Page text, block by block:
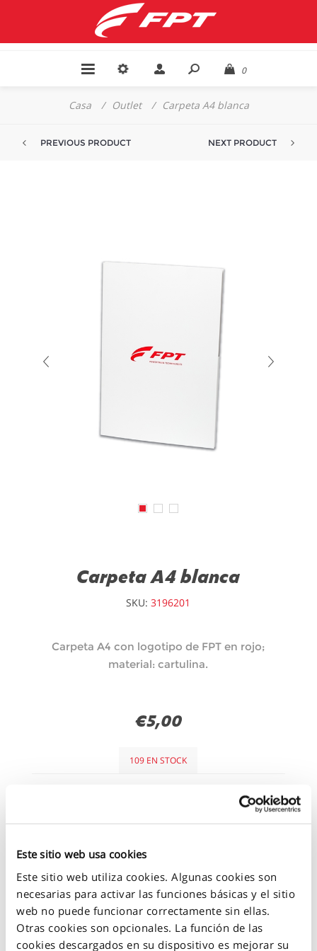
Este sitio web usa cookies
Este sitio web utiliza cookies. Algunas cookies son
necesarias para activar las funciones básicas y el sitio
web no puede funcionar correctamente sin ellas.
Otras cookies son opcionales. La función de las
cookies descargados en su dispositivo es mejorar su
0
Casa / Outlet / Carpeta A4 blanca
PREVIOUS PRODUCT NEXT PRODUCT
Carpeta A4 blanca
SKU: 3196201
Carpeta A4 con logotipo de FPT en rojo;
material: cartulina.
€5,00
109 EN STOCK
-